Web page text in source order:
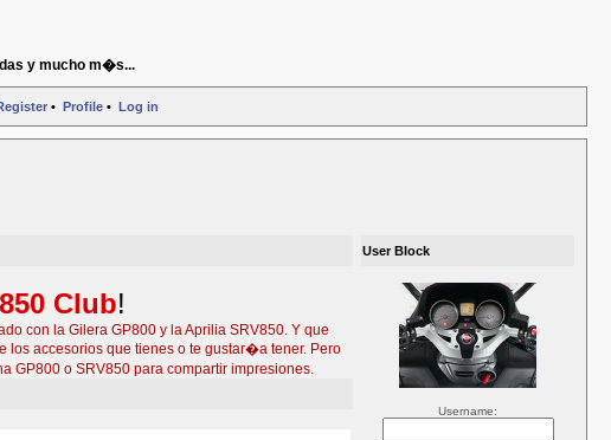
y mucho m�s...
• Profile • Log in
Club!
con la Gilera GP800 y la Aprilia SRV850. Y que
accesorios que tienes o te gustar�a tener. Pero
o SRV850 para compartir impresiones.
User Block
Username: